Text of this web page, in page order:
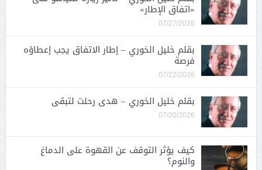
«اتفاق الإطار»
07/27/2026
بقلم خليل الخوري – إطار الاتفاق يجب إعطاؤه
فرصة
07/22/2026
بقلم خليل الخوري – هدى رحلت لتبقى
07/20/2026
كيف يؤثر التوقف عن القهوة على الدماغ
والنوم؟